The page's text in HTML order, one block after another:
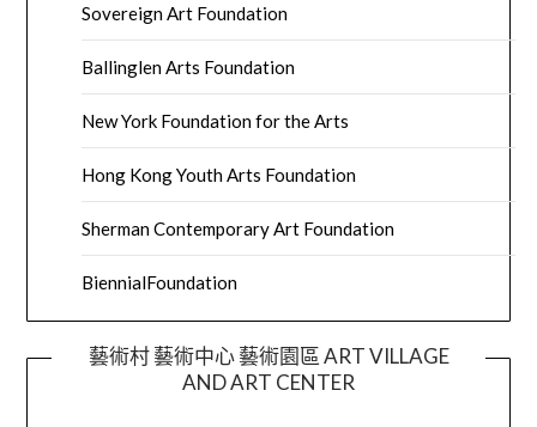
Sovereign Art Foundation
Ballinglen Arts Foundation
New York Foundation for the Arts
Hong Kong Youth Arts Foundation
Sherman Contemporary Art Foundation
BiennialFoundation
藝術村 藝術中心 藝術園區 ART VILLAGE
AND ART CENTER